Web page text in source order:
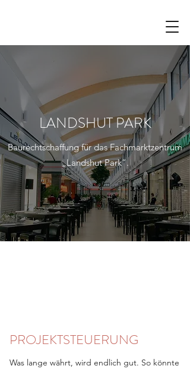
LANDSHUT PARK
Baurechtschaffung für das Fachmarktzentrum
„Landshut Park“.
PROJEKTSTEUERUNG
Was lange währt, wird endlich gut. So könnte